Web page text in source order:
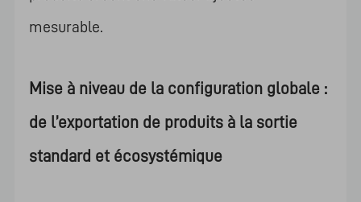
mesurable.
Mise à niveau de la configuration globale :
de l’exportation de produits à la sortie
standard et écosystémique